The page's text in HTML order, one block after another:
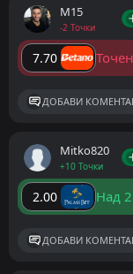
M15
-2 Точки
7.70
ДОБАВИ
Mitko820
+10 Точки
2.00 Над
ДОБАВИ